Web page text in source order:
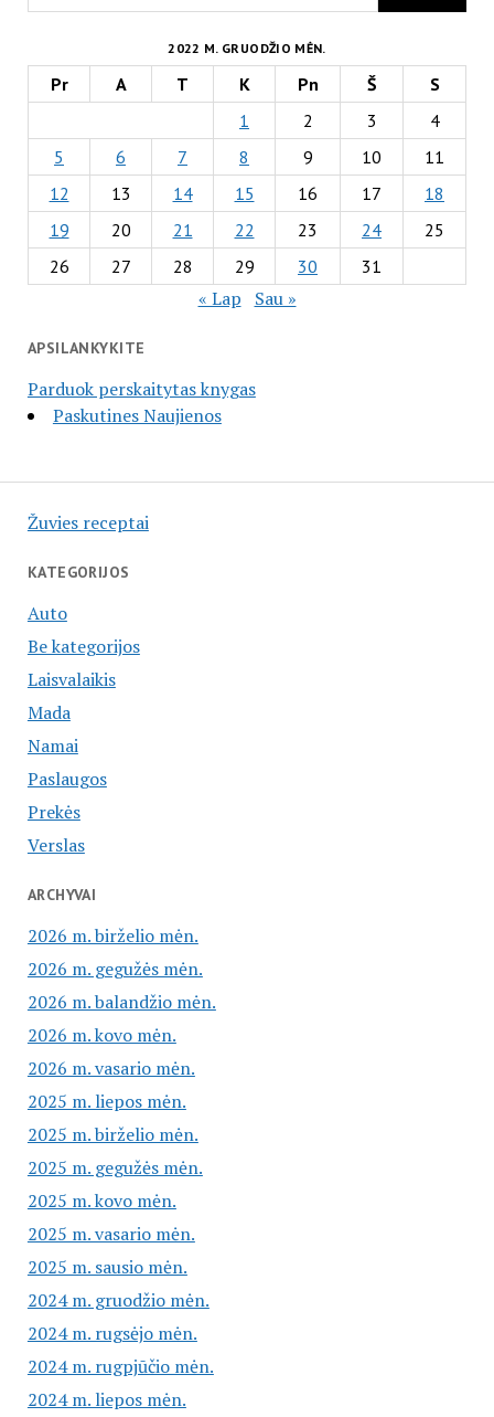
2022 M. GRUODŽIO MĖN.
Pr A T K Pn Š
S
1
2 3
4
5
6 7 8 9 10
11
12
13 14 15 16 17
18
19
20 21 22 23 24
25
26
27 28 29 30 31
« Lap Sau »
APSILANKYKITE
Parduok perskaitytas knygas
Paskutines Naujienos
Žuvies receptai
KATEGORIJOS
Auto
Be kategorijos
Laisvalaikis
Mada
Namai
Paslaugos
Prekės
Verslas
ARCHYVAI
2026 m. birželio mėn.
2026 m. gegužės mėn.
2026 m. balandžio mėn.
2026 m. kovo mėn.
2026 m. vasario mėn.
2025 m. liepos mėn.
2025 m. birželio mėn.
2025 m. gegužės mėn.
2025 m. kovo mėn.
2025 m. vasario mėn.
2025 m. sausio mėn.
2024 m. gruodžio mėn.
2024 m. rugsėjo mėn.
2024 m. rugpjūčio mėn.
2024 m. liepos mėn.